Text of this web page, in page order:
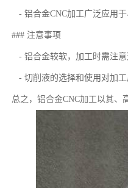
- 铝合金CNC加工广泛应用
### 注意事项
- 铝合金较软，加工时需注意
- 切削液的选择和使用对加工
总之，铝合金CNC加工以其、